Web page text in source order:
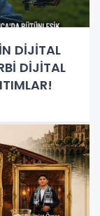
DİJİTAL
DİJİTAL